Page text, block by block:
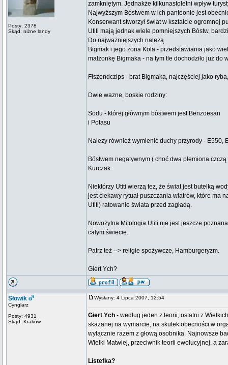
Posty: 2378
Skąd: niżne landy
zamkniętym. Jednakże kilkunastoletni wpływ
Najwyższym Bóstwem w ich panteonie jest
Konserwant stworzył świat w kształcie ogromnej
Utiti mają jednak wiele pomniejszych Bóstw,
Do najważniejszych należą
Bigmak i jego zona Kola - przedstawiania jako
małżonkę Bigmaka - na tym tle dochodziło już do
Fiszendczips - brat Bigmaka, najczęściej jako
Dwie wazne, boskie rodziny:
Sodu - której głównym bóstwem jest Benzoesan
i Potasu
Nalezy również wymienić duchy przyrody - E550,
Bóstwem negatywnym ( choć dwa plemiona
Kurczak.
Niektórzy Utiti wierzą tez, że świat jest butelką
jest ciekawy rytuał puszczania wiatrów, które ma
Utiti) ratowanie świata przed zagładą.
Nowożytna Mitologia Utiti nie jest jeszcze
całym świecie.
Patrz też --> religie spożywcze, Hamburgeryzm.
Giert Ych?
Słowik
Cynglarz
Posty: 4931
Skąd: Kraków
Wysłany: 4 Lipca 2007, 12:54
Giert Ych - według jeden z teorii, ostatni z
skazanej na wymarcie, na skutek obecności w
wyłącznie razem z głową osobnika. Najnowsze
Wielki Matwiej, przeciwnik teorii ewolucyjnej, a
Listefka?